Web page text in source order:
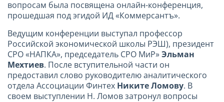
вопросам была посвящена онлайн-конференция,
прошедшая под эгидой ИД «Коммерсантъ».
Ведущим конференции выступал профессор
Российской экономической школы РЭШ), президент
СРО «НАПКА», председатель СРО МиР»Эльман
Мехтиев. После вступительной части он
предоставил слово руководителю аналитического
отдела Ассоциации Финтех Никите Ломову. В
своем выступлении Н. Ломов затронул вопросы